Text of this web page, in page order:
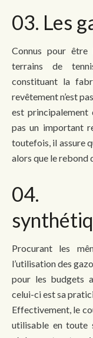
03. Les
Connus pour
terrains de
constituant la
revêtement n’est
est principalement
pas un important
toutefois, il assure
alors que le rebond
04.
Procurant les
l’utilisation des
pour les budgets
celui-ci est sa
Effectivement, le
utilisable en toute